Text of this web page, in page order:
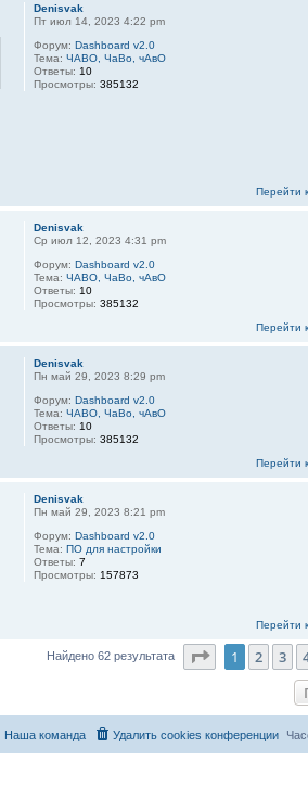
Denisvak
Пт июл 14, 2023 4:22 pm
Форум:Dashboard v2.0
Тема:ЧАВО, ЧаВо, чАвО
Ответы: 10
Просмотры:385132
Перейти
Denisvak
Ср июл 12, 2023 4:31 pm
Форум:Dashboard v2.0
Тема:ЧАВО, ЧаВо, чАвО
Ответы: 10
Просмотры:385132
Перейти
Denisvak
Пн май 29, 2023 8:29 pm
Форум:Dashboard v2.0
Тема:ЧАВО, ЧаВо, чАвО
Ответы: 10
Просмотры:385132
Перейти
Denisvak
Пн май 29, 2023 8:21 pm
Форум:Dashboard v2.0
Тема:ПО для настройки
Ответы:7
Просмотры: 157873
Перейти
Найдено 62 результата Страница1
1 2 3
Удалить cookies конференции
Наша команда